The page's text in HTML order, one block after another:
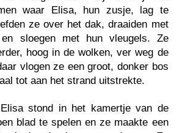
waar Elisa, hun zusje, lag te
ze over het dak, draaiden met
sloegen met hun vleugels. Ze
hoog in de wolken, ver weg de
vlogen ze een groot, donker bos
tot aan het strand uitstrekte.
stond in het kamertje van de
blad te spelen en ze maakte een